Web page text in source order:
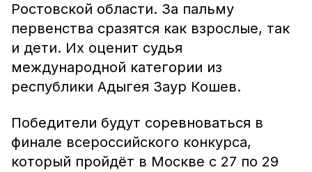
Ростовской области. За пальму
первенства сразятся как взрослые, так
и дети. Их оценит судья
международной категории из
республики Адыгея Заур Кошев.
Победители будут соревноваться в
финале всероссийского конкурса,
который пройдёт в Москве с 27 по 29